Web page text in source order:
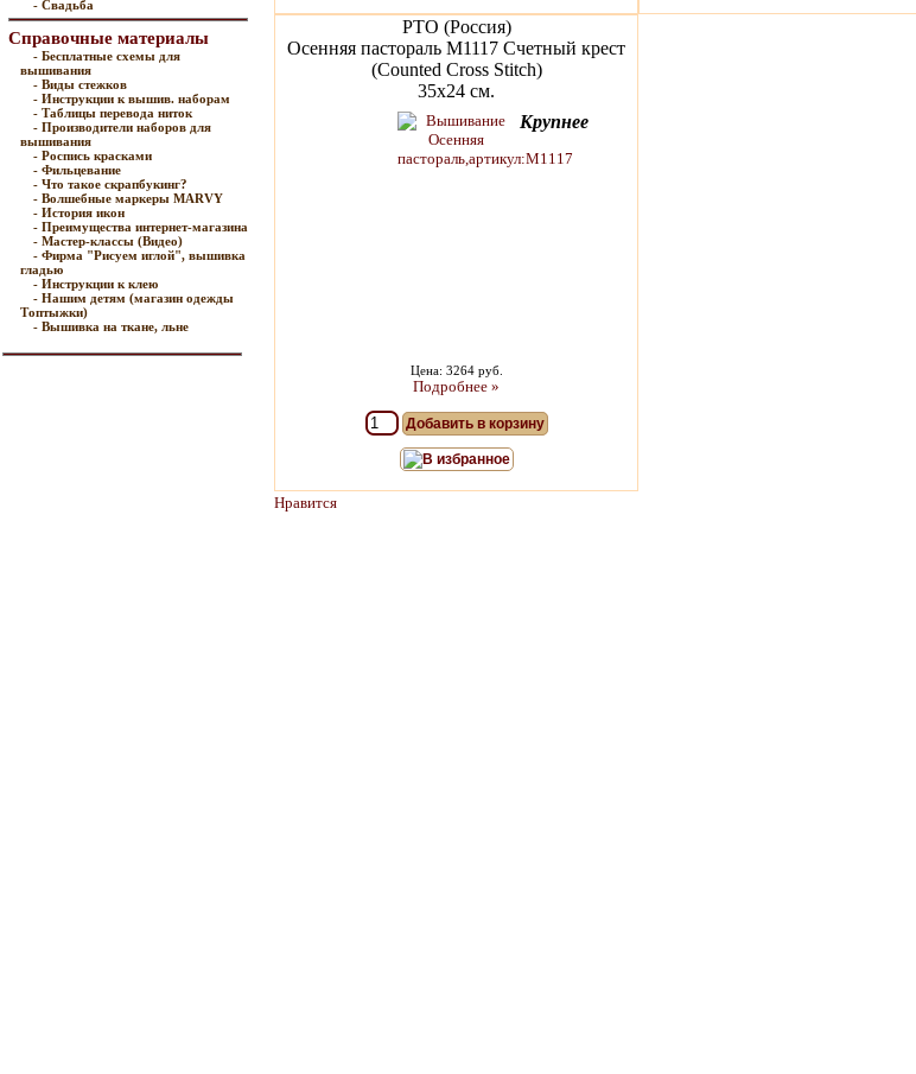
- Свадьба
Справочные материалы
- Бесплатные схемы для
вышивания
- Виды стежков
- Инструкции к вышив. наборам
- Таблицы перевода ниток
- Производители наборов для
вышивания
- Роспись красками
- Фильцевание
- Что такое скрапбукинг?
- Волшебные маркеры MARVY
- История икон
- Преимущества интернет-магазина
- Мастер-классы (Видео)
- Фирма "Рисуем иглой", вышивка
гладью
- Инструкции к клею
- Нашим детям (магазин одежды
Топтыжки)
- Вышивка на ткане, льне
РТО (Россия)
Осенняя пастораль M1117 Счетный крест
(Counted Cross Stitch)
35х24 см.
Крупнее
Цена: 3264 руб.
Подробнее »
Добавить в корзину
В избранное
Нравится